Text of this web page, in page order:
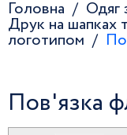
Головна
Одяг
Друк на шапках
логотипом
Пов'язка